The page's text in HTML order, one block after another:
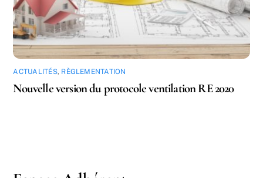
ACTUALITÉS, RÈGLEMENTATION
Nouvelle version du protocole ventilation RE 2020